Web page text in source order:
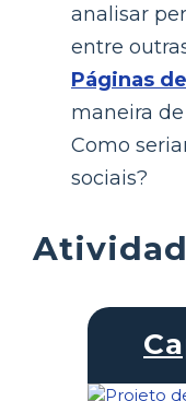
analisar
entre
Páginas
maneira
Como
sociais?